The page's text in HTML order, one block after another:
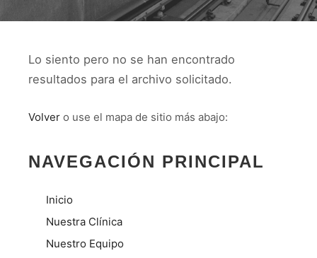
Lo siento pero no se han encontrado
resultados para el archivo solicitado.
Volver o use el mapa de sitio más abajo:
NAVEGACIÓN PRINCIPAL
Inicio
Nuestra Clínica
Nuestro Equipo